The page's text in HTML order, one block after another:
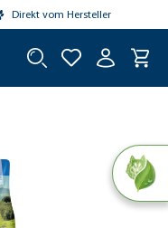
Direkt vom Hersteller